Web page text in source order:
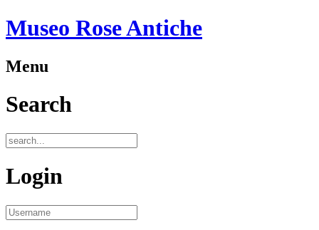
Museo Rose Antiche
Menu
Search
Login